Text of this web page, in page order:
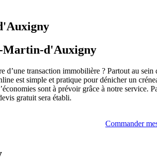
Martin-d'Auxigny
d’une transaction immobilière ? Partout au
est simple et pratique pour dénicher un
sont à prévoir grâce à notre service.
gratuit sera établi.
Commander